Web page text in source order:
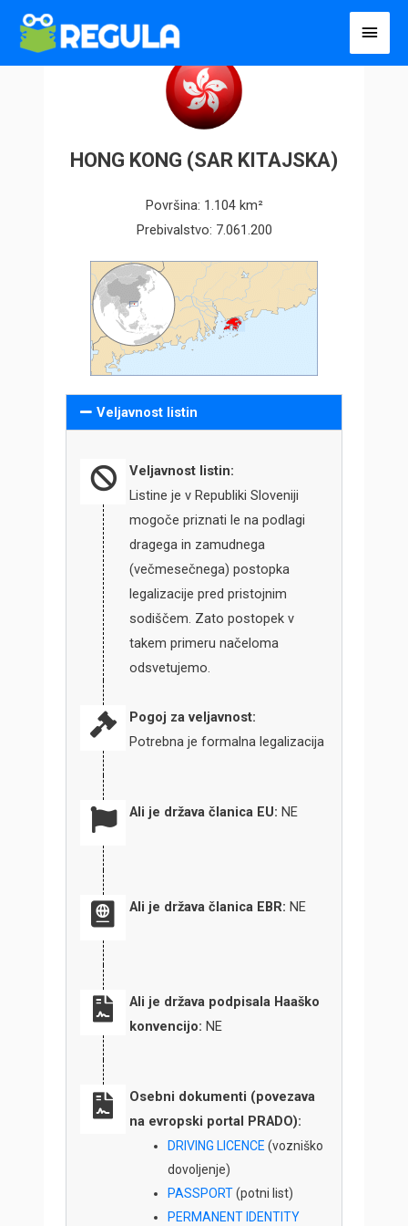
Пређи
HONG KONG (SAR KITAJSKA)
Površina: 1.104 km²
Prebivalstvo: 7.061.200
Veljavnost listin
Veljavnost listin:
Listine je v Republiki Sloveniji
mogoče priznati le na podlagi
dragega in zamudnega
(večmesečnega) postopka
legalizacije pred pristojnim
sodiščem. Zato postopek v
takem primeru načeloma
odsvetujemo.
Pogoj za veljavnost:
Potrebna je formalna legalizacija
Ali je država članica EU:NE
Ali je država članica EBR:NE
Ali je država podpisala Haaško
konvencijo:NE
Osebni dokumenti (povezava
na evropski portal PRADO):
DRIVING LICENCE (vozniško
dovoljenje)
PASSPORT(potni list)
PERMANENT IDENTITY